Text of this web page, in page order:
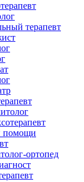
терапевт
помощи
ортопед